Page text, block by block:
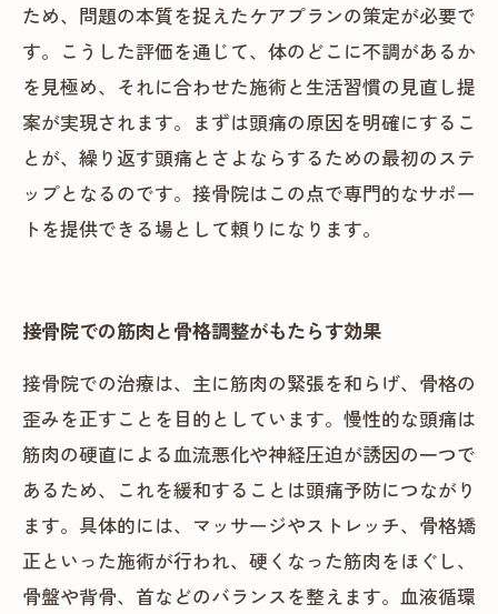
ため、問題の本質を捉えたケアプランの策定が必要で
す。こうした評価を通じて、体のどこに不調があるか
を見極め、それに合わせた施術と生活習慣の見直し提
案が実現されます。まずは頭痛の原因を明確にするこ
とが、繰り返す頭痛とさよならするための最初のステ
ップとなるのです。接骨院はこの点で専門的なサポー
トを提供できる場として頼りになります。
接骨院での筋肉と骨格調整がもたらす効果
接骨院での治療は、主に筋肉の緊張を和らげ、骨格の
歪みを正すことを目的としています。慢性的な頭痛は
筋肉の硬直による血流悪化や神経圧迫が誘因の一つで
あるため、これを緩和することは頭痛予防につながり
ます。具体的には、マッサージやストレッチ、骨格矯
正といった施術が行われ、硬くなった筋肉をほぐし、
骨盤や背骨、首などのバランスを整えます。血液循環